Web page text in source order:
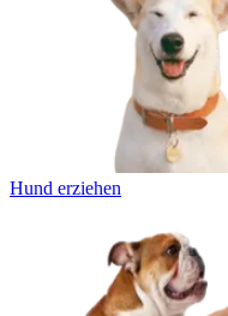
Hund erziehen